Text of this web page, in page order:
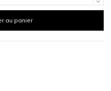
au panier